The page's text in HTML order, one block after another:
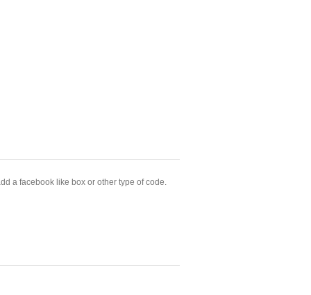
a facebook like box or other type of code.